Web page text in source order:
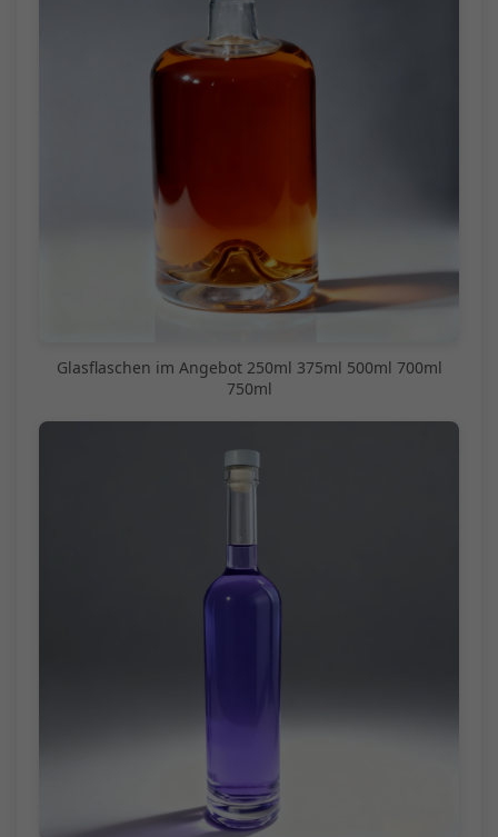
Glasflaschen im Angebot 250ml 375ml 500ml 700ml
750ml